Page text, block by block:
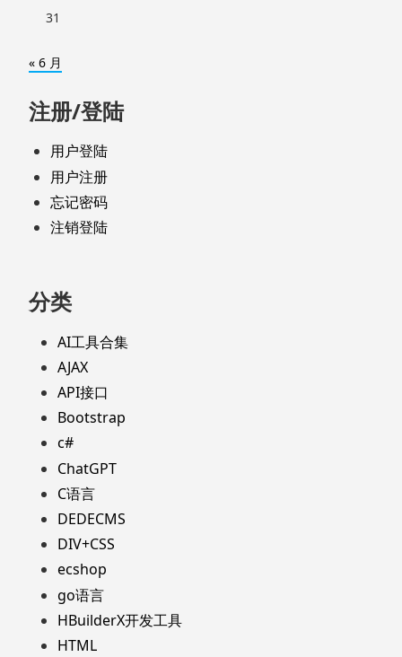
31
« 6 月
注册/登陆
用户登陆
用户注册
忘记密码
注销登陆
分类
AI工具合集
AJAX
API接口
Bootstrap
c#
ChatGPT
C语言
DEDECMS
DIV+CSS
ecshop
go语言
HBuilderX开发工具
HTML